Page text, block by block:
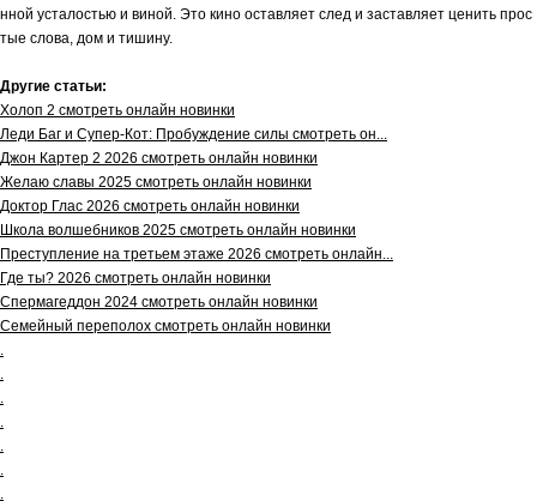
нной усталостью и виной. Это кино оставляет след и заставляет ценить прос
тые слова, дом и тишину.
Другие статьи:
Холоп 2 смотреть онлайн новинки
Леди Баг и Супер-Кот: Пробуждение силы смотреть он...
Джон Картер 2 2026 смотреть онлайн новинки
Желаю славы 2025 смотреть онлайн новинки
Доктор Глас 2026 смотреть онлайн новинки
Школа волшебников 2025 смотреть онлайн новинки
Преступление на третьем этаже 2026 смотреть онлайн...
Где ты? 2026 смотреть онлайн новинки
Спермагеддон 2024 смотреть онлайн новинки
Семейный переполох смотреть онлайн новинки
.
.
.
.
.
.
.